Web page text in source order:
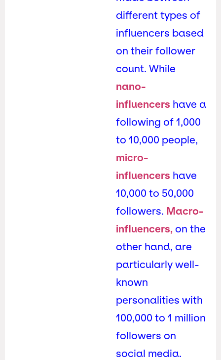
different types of
influencers based
on their follower
count. While
nano-
influencers have a
following of 1,000
to 10,000 people,
micro-
influencers have
10,000 to 50,000
followers. Macro-
influencers, on the
other hand, are
particularly well-
known
personalities with
100,000 to 1 million
followers on
social media.